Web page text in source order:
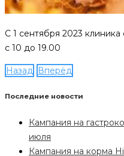
C 1 сентября 2023
с 10 до 19.00
Назад Вперёд
Последние новости
Кампания на
июля
Кампания на корма